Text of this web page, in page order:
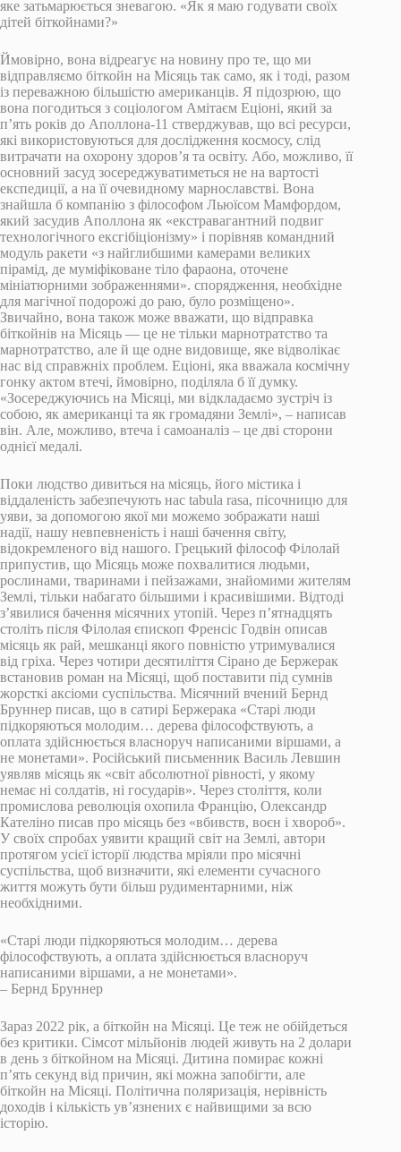
яке затьмарюється зневагою. «Як я маю годувати своїх
дітей біткойнами?»
Ймовірно, вона відреагує на новину про те, що ми
відправляємо біткойн на Місяць так само, як і тоді, разом
із переважною більшістю американців. Я підозрюю, що
вона погодиться з соціологом Амітаєм Еціоні, який за
п’ять років до Аполлона-11 стверджував, що всі ресурси,
які використовуються для дослідження космосу, слід
витрачати на охорону здоров’я та освіту. Або, можливо, її
основний засуд зосереджуватиметься не на вартості
експедиції, а на її очевидному марнославстві. Вона
знайшла б компанію з філософом Льюїсом Мамфордом,
який засудив Аполлона як «екстравагантний подвиг
технологічного ексгібіціонізму» і порівняв командний
модуль ракети «з найглибшими камерами великих
пірамід, де муміфіковане тіло фараона, оточене
мініатюрними зображеннями». спорядження, необхідне
для магічної подорожі до раю, було розміщено».
Звичайно, вона також може вважати, що відправка
біткойнів на Місяць — це не тільки марнотратство та
марнотратство, але й ще одне видовище, яке відволікає
нас від справжніх проблем. Еціоні, яка вважала космічну
гонку актом втечі, ймовірно, поділяла б її думку.
«Зосереджуючись на Місяці, ми відкладаємо зустріч із
собою, як американці та як громадяни Землі», – написав
він. Але, можливо, втеча і самоаналіз – це дві сторони
однієї медалі.
Поки людство дивиться на місяць, його містика і
віддаленість забезпечують нас tabula rasa, пісочницю для
уяви, за допомогою якої ми можемо зображати наші
надії, нашу невпевненість і наші бачення світу,
відокремленого від нашого. Грецький філософ Філолай
припустив, що Місяць може похвалитися людьми,
рослинами, тваринами і пейзажами, знайомими жителям
Землі, тільки набагато більшими і красивішими. Відтоді
з’явилися бачення місячних утопій. Через п’ятнадцять
століть після Філолая єпископ Френсіс Годвін описав
місяць як рай, мешканці якого повністю утримувалися
від гріха. Через чотири десятиліття Сірано де Бержерак
встановив роман на Місяці, щоб поставити під сумнів
жорсткі аксіоми суспільства. Місячний вчений Бернд
Бруннер писав, що в сатирі Бержерака «Старі люди
підкоряються молодим… дерева філософствують, а
оплата здійснюється власноруч написаними віршами, а
не монетами». Російський письменник Василь Левшин
уявляв місяць як «світ абсолютної рівності, у якому
немає ні солдатів, ні государів». Через століття, коли
промислова революція охопила Францію, Олександр
Кателіно писав про місяць без «вбивств, воєн і хвороб».
У своїх спробах уявити кращий світ на Землі, автори
протягом усієї історії людства мріяли про місячні
суспільства, щоб визначити, які елементи сучасного
життя можуть бути більш рудиментарними, ніж
необхідними.
«Старі люди підкоряються молодим… дерева
філософствують, а оплата здійснюється власноруч
написаними віршами, а не монетами».
– Бернд Бруннер
Зараз 2022 рік, а біткойн на Місяці. Це теж не обійдеться
без критики. Сімсот мільйонів людей живуть на 2 долари
в день з біткойном на Місяці. Дитина помирає кожні
п’ять секунд від причин, які можна запобігти, але
біткойн на Місяці. Політична поляризація, нерівність
доходів і кількість ув’язнених є найвищими за всю
історію.